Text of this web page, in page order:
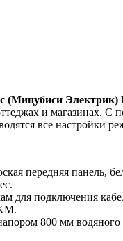
(Мицубиси Электрик)
и магазинах. С
все настройки
передняя панель,
для подключения
800 мм